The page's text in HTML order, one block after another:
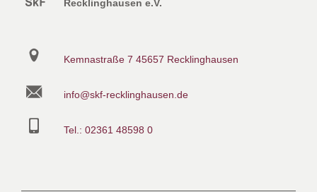
Recklinghausen e.V.
Kemnastraße 7 45657 Recklinghausen
info@skf-recklinghausen.de
Tel.: 02361 48598 0